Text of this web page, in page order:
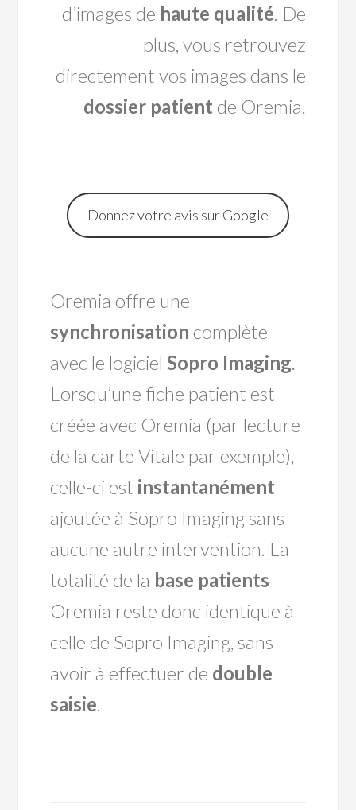
d’images de haute qualité. De
plus, vous retrouvez
directement vos images dans le
dossier patient de Oremia.
Donnez votre avis sur Google
Oremia offre une
synchronisation complète
avec le logicielSopro Imaging.
Lorsqu’une fiche patient est
créée avec Oremia (par lecture
de la carte Vitale par exemple),
celle-ci est instantanément
ajoutée à Sopro Imaging sans
aucune autre intervention. La
totalité de la base patients
Oremia reste donc identique à
celle de Sopro Imaging, sans
avoir à effectuer de double
saisie.